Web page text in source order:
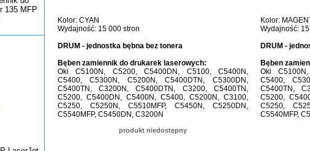
135 MFP
Kolor: CYAN
Wydajność: 15 000 stron
DRUM - jednostka bębna bez tonera
Bęben zamiennik do drukarek laserowych:
Oki C5100N, C5200, C5400DN, C5100, C5400N,
C5400, C5300N, C5200N, C5400DTN, C5300DN,
C5400TN, C3200N, C5400DTN, C3200, C5400TN,
C5200, C5400DN, C5400N, C5400, C5200N, C3100,
C5250, C5250N, C5510MFP, C5450N, C5250DN,
C5540MFP, C5450DN, C3200N
produkt niedostępny
Kolor:
Wydajność:
DRUM -
Bęben
Oki
C5400,
C5400TN,
C5200,
C5250,
C5540MFP,